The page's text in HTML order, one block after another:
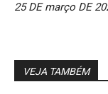
25 DE março DE
VEJA TAMBÉM